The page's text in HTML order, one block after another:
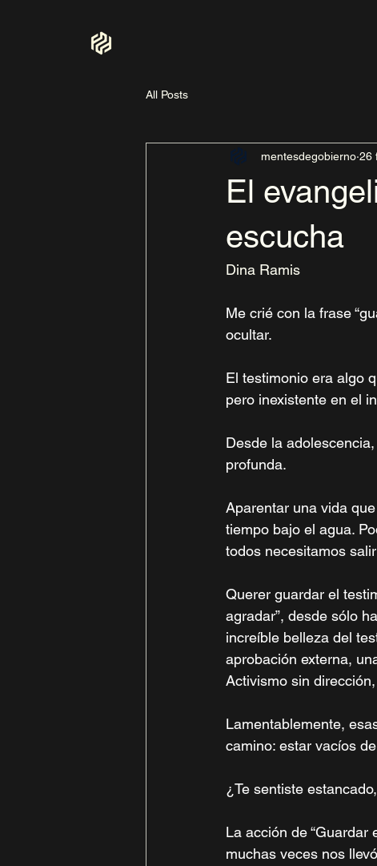
All Posts
El
escucha
mentesdegobierno 26
Dina Ramis
Me crié con la frase
ocultar.
El testimonio era algo
pero inexistente en el
Desde la
profunda.
Aparentar una vida
tiempo bajo el agua.
todos necesitamos
Querer guardar el
agradar”, desde sólo
increíble belleza del
aprobación externa,
Activismo sin
Lamentablemente,
camino: estar vacíos
¿Te sentiste
La acción de “Guardar
muchas veces nos